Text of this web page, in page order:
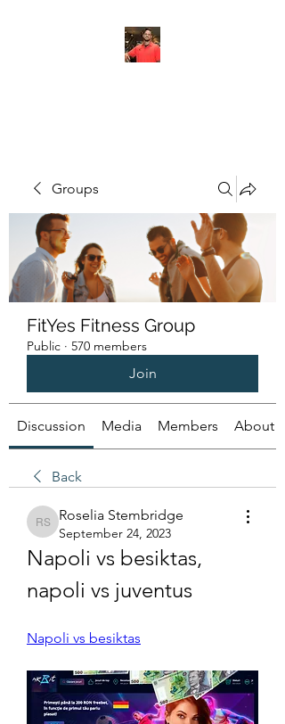
Groups
FitYes Fitness Group
Public · 570 members
Join
Discussion Media Members About
Back
Roselia Stembridge
Roselia Stembridge
September 24, 2023
Napoli vs besiktas,
napoli vs juventus
Napoli vs besiktas